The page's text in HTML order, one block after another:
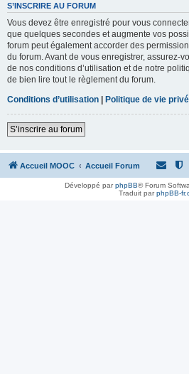
S’INSCRIRE AU FORUM
Vous devez être enregistré pour vous
que quelques secondes et augmente vos
forum peut également accorder des
du forum. Avant de vous enregistrer, assurez-
de nos conditions d’utilisation et de notre
de bien lire tout le règlement du forum.
Conditions d’utilisation | Politique de vie
S’inscrire au forum
Accueil MOOC Accueil Forum
Développé parphpBB® Forum
Traduit parphpBB-